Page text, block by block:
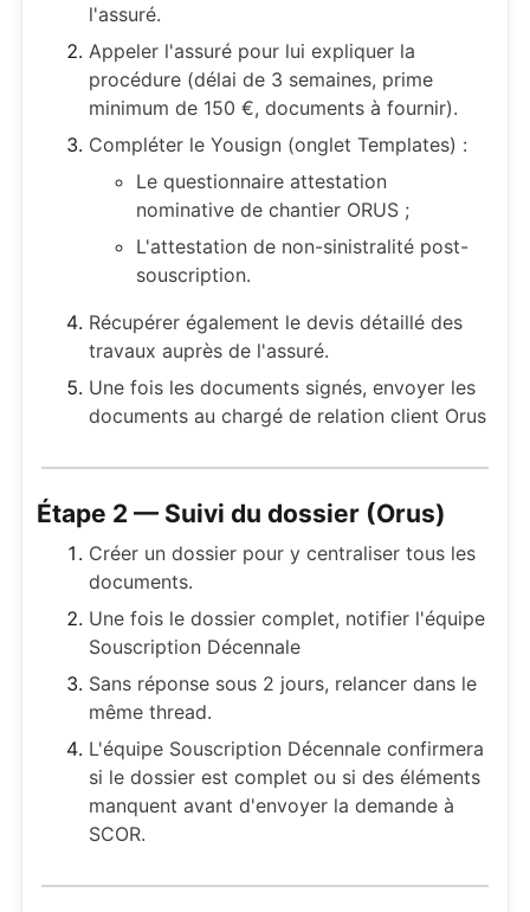
l'assuré.
Appeler l'assuré pour lui expliquer la
procédure (délai de 3 semaines, prime
minimum de 150 €, documents à fournir).
Compléter le Yousign (onglet Templates) :
Le questionnaire attestation
nominative de chantier ORUS ;
L'attestation de non-sinistralité post-
souscription.
Récupérer également le devis détaillé des
travaux auprès de l'assuré.
Une fois les documents signés, envoyer les
documents au chargé de relation client Orus
Étape 2 — Suivi du dossier (Orus)
Créer un dossier pour y centraliser tous les
documents.
Une fois le dossier complet, notifier l'équipe
Souscription Décennale
Sans réponse sous 2 jours, relancer dans le
même thread.
L'équipe Souscription Décennale confirmera
si le dossier est complet ou si des éléments
manquent avant d'envoyer la demande à
SCOR.